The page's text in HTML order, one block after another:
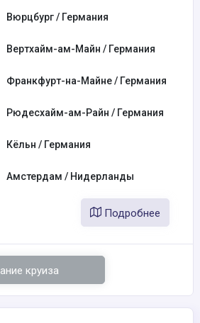
Вюрцбург / Германия
Вертхайм-ам-Майн / Германия
Франкфурт-на-Майне / Германия
Рюдесхайм-ам-Райн / Германия
Кёльн / Германия
Амстердам / Нидерланды
Подробнее
круиза